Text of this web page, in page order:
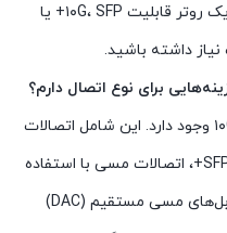
Intel X540. همچنین ممکن است به یک روتر قابلیت ۱۰G، SFP+ یا
بله، انواع مختلفی از اتصالات شبکه ۱۰G وجود دارد. این شامل اتصالات
فیبر نوری با استفاده از ترانسیورهای SFP+، اتصالات مسی با استفاده
از پورت‌های RJ45 (10GBASE-T) و کابل‌های مسی مستقیم (DAC)